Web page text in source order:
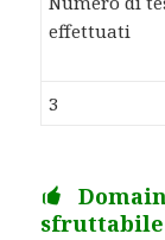
effettuati
3
sfruttabile